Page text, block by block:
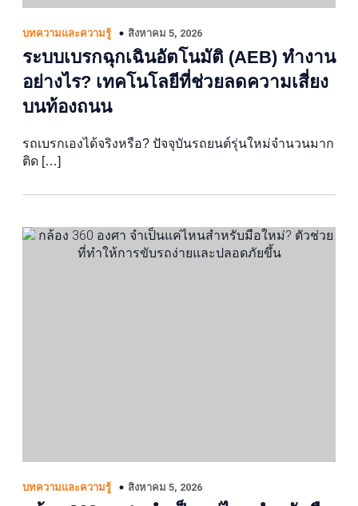
บทความและความรู้ สิงหาคม 5, 2026
ระบบเบรกฉุกเฉินอัตโนมัติ (AEB) ทำงาน
อย่างไร? เทคโนโลยีที่ช่วยลดความเสี่ยง
บนท้องถนน
รถเบรกเองได้จริงหรือ? ปัจจุบันรถยนต์รุ่นใหม่จำนวนมาก
ติด […]
บทความและความรู้ สิงหาคม 5, 2026